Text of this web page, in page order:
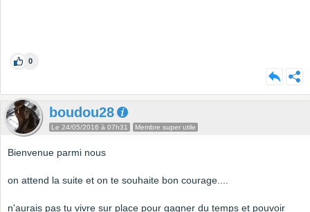
0
boudou28
Le 24/05/2016 à 07h31 Membre super utile
Bienvenue parmi nous
on attend la suite et on te souhaite bon courage....
n'aurais pas tu vivre sur place pour gagner du temps et pouvoir